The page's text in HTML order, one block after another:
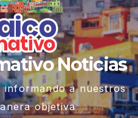
Noticias
informando a nuestros
objetiva